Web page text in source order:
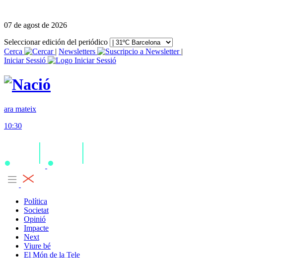
07 de agost de 2026
Seleccionar edición del periódico
Cerca
| Newsletters
|
Iniciar Sessió
ara mateix
10:30
Política
Societat
Opinió
Impacte
Next
Viure bé
El Món de la Tele